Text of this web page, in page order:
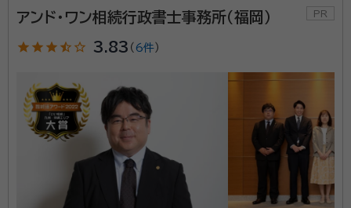
アンド・ワン相続行政書士事務所（福岡）
star star star star_half star_outline 3.83 （ 6件 ）